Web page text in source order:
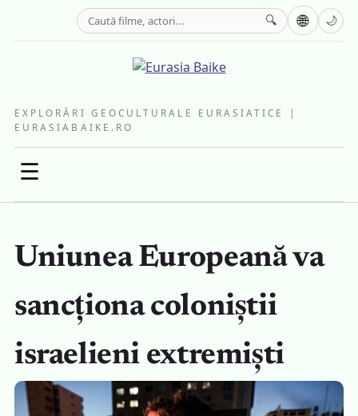
EXPLORĂRI GEOCULTURALE EURASIATICE |
EURASIABAIKE.RO
☰
🔍 🌐 🌙
Uniunea Europeană va
sancționa coloniștii
israelieni extremiști